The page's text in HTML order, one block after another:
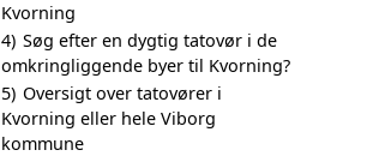
Kvorning
4) Søg efter en dygtig tatovør i de
omkringliggende byer til Kvorning?
5) Oversigt over tatovører i
Kvorning eller hele Viborg
kommune